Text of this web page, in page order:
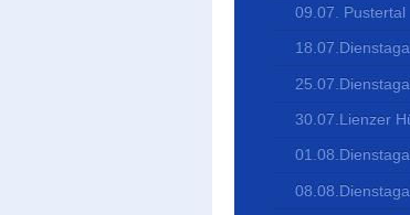
09.07. Pustertal
30.07.Lienzer